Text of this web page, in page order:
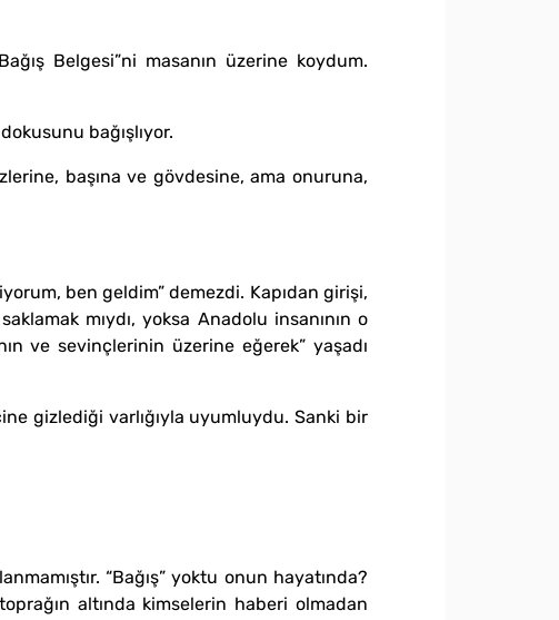
Belgesi”ni masanın üzerine koydum.
bağışlıyor.
başına ve gövdesine, ama onuruna,
ben geldim” demezdi. Kapıdan girişi,
mıydı, yoksa Anadolu insanının o
ve sevinçlerinin üzerine eğerek” yaşadı
gizlediği varlığıyla uyumluydu. Sanki bir
“Bağış” yoktu onun hayatında?
altında kimselerin haberi olmadan